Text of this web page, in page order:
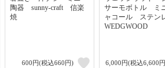
陶器 sunny-craft 信楽
焼
600円(税込660円)
サーモボトル
ャコール ステ
WEDGWOOD
6,000円(税込6,600